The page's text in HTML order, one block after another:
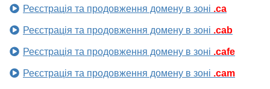
Реєстрація та продовження домену в зоні .ca
Реєстрація та продовження домену в зоні .cab
Реєстрація та продовження домену в зоні .cafe
Реєстрація та продовження домену в зоні .cam